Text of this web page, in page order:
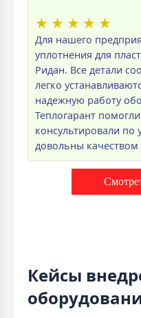
★ ★ ★ ★ ★
Для нашего
уплотнения для
Ридан. Все детали
легко
надежную работу
Теплогарант
консультировали по
довольны
Кейсы